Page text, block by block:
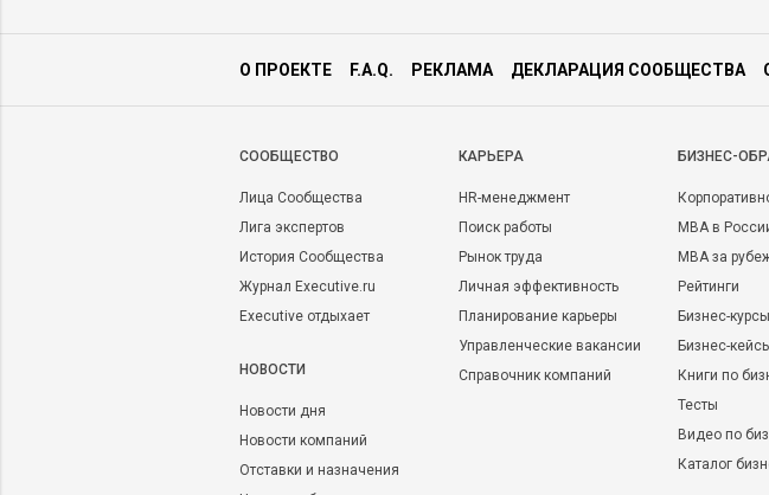
О ПРОЕКТЕ F.A.Q. РЕКЛАМА ДЕКЛАРАЦИЯ СООБЩЕСТВА
CООБЩЕСТВО
Лица Сообщества
Лига экспертов
История Сообщества
Журнал Executive.ru
Executive отдыхает
НОВОСТИ
Новости дня
Новости компаний
Отставки и назначения
КАРЬЕРА
HR-менеджмент
Поиск работы
Рынок труда
Личная эффективность
Планирование карьеры
Управленческие вакансии
Справочник компаний
БИЗНЕС-
MBA в
MBA за
Рейтинги
Бизнес-курсы
Бизнес-
Книги по
Тесты
Видео по
Каталог